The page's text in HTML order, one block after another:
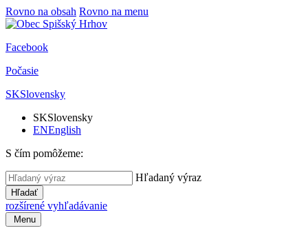
Rovno na obsah Rovno na menu
Facebook
Počasie
SKSlovensky
SKSlovensky
ENEnglish
S čím pomôžeme:
Hľadaný výraz
Hľadať
rozšírené vyhľadávanie
Menu